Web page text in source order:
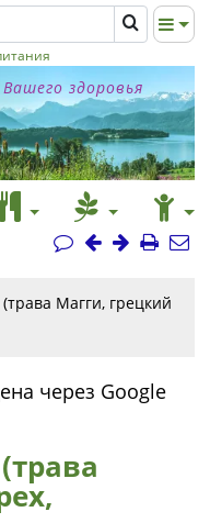
здоровья
Магги, грецкий
через Google